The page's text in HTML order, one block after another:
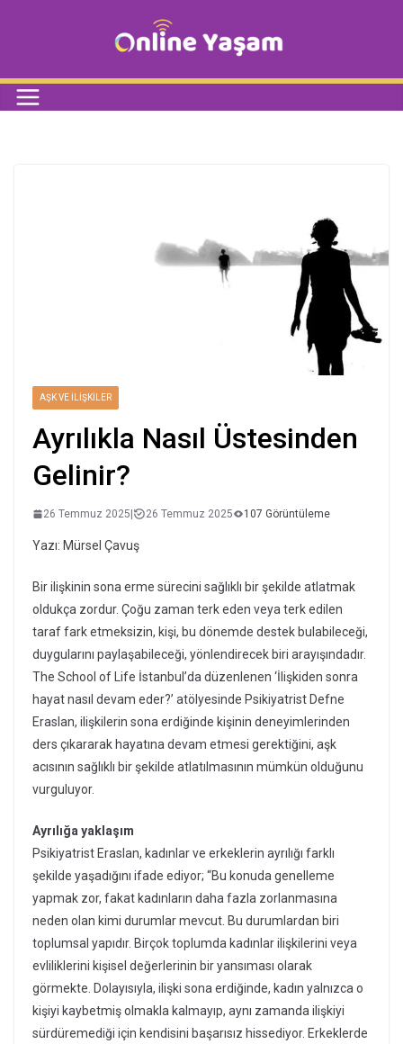
AŞK VE İLIŞKILER
Ayrılıkla Nasıl Üstesinden
Gelinir?
26 Temmuz 2025| 26 Temmuz 2025 107 Görüntüleme
Yazı: Mürsel Çavuş
Bir ilişkinin sona erme sürecini sağlıklı bir şekilde atlatmak
oldukça zordur. Çoğu zaman terk eden veya terk edilen
taraf fark etmeksizin, kişi, bu dönemde destek bulabileceği,
duygularını paylaşabileceği, yönlendirecek biri arayışındadır.
The School of Life İstanbul’da düzenlenen ‘İlişkiden sonra
hayat nasıl devam eder?’ atölyesinde Psikiyatrist Defne
Eraslan, ilişkilerin sona erdiğinde kişinin deneyimlerinden
ders çıkararak hayatına devam etmesi gerektiğini, aşk
acısının sağlıklı bir şekilde atlatılmasının mümkün olduğunu
vurguluyor.
Ayrılığa yaklaşım
Psikiyatrist Eraslan, kadınlar ve erkeklerin ayrılığı farklı
şekilde yaşadığını ifade ediyor; “Bu konuda genelleme
yapmak zor, fakat kadınların daha fazla zorlanmasına
neden olan kimi durumlar mevcut. Bu durumlardan biri
toplumsal yapıdır. Birçok toplumda kadınlar ilişkilerini veya
evliliklerini kişisel değerlerinin bir yansıması olarak
görmekte. Dolayısıyla, ilişki sona erdiğinde, kadın yalnızca o
kişiyi kaybetmiş olmakla kalmayıp, aynı zamanda ilişkiyi
sürdüremediği için kendisini başarısız hissediyor. Erkeklerde